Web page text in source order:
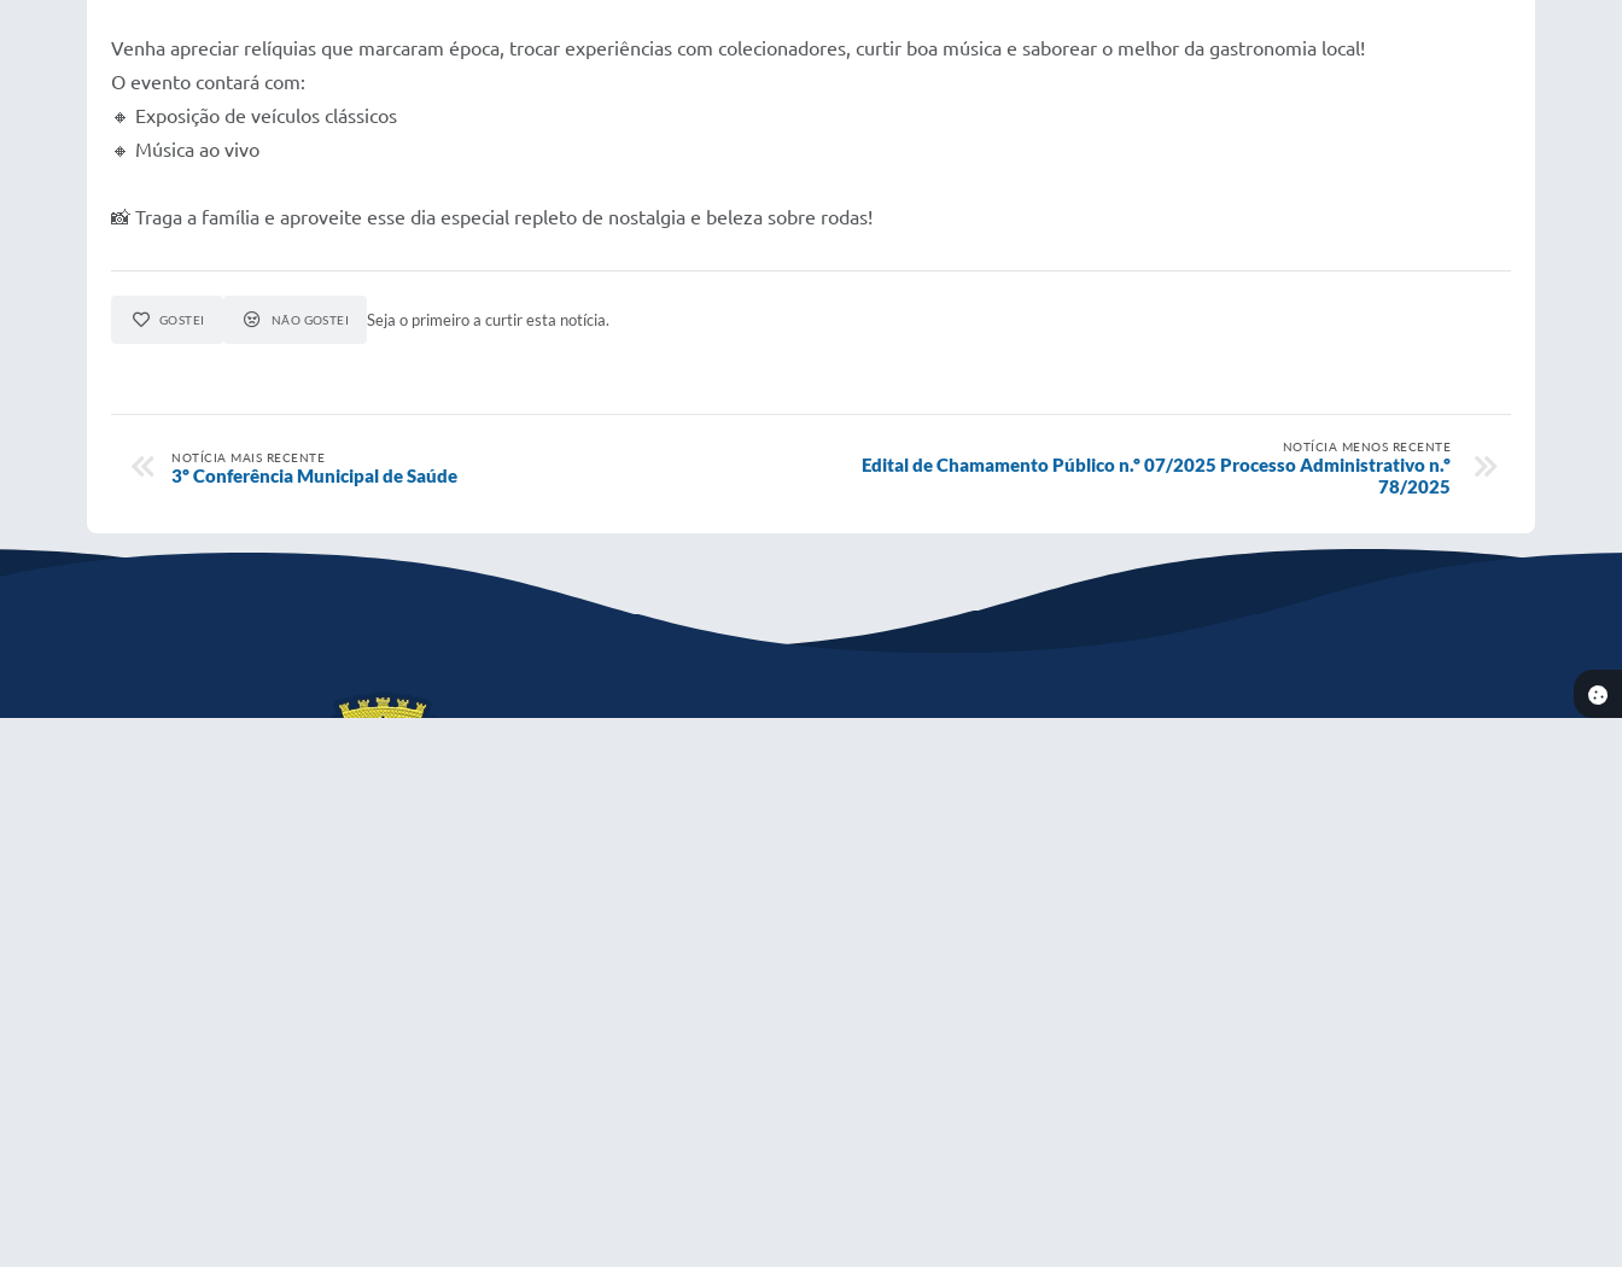
Venha apreciar relíquias que marcaram época, trocar experiências com colecionadores, curtir boa música e saborear o melhor da gastronomia local!
O evento contará com:
🔸 Exposição de veículos clássicos
🔸 Música ao vivo
📸 Traga a família e aproveite esse dia especial repleto de nostalgia e beleza sobre rodas!
GOSTEI NÃO GOSTEI Seja o primeiro a curtir esta notícia.
NOTÍCIA MAIS RECENTE
3º Conferência Municipal de Saúde
NOTÍCIA MENOS RECENTE
Edital de Chamamento Público n.º 07/2025 Processo Administrativo n.º
78/2025